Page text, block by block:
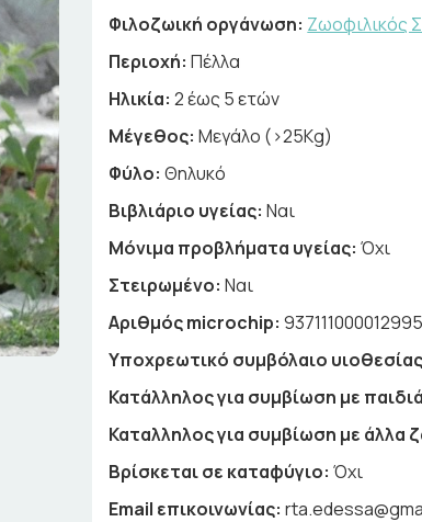
Φιλοζωική οργάνωση: Ζωοφιλικός
Περιοχή:Πέλλα
Ηλικία:2 έως 5 ετών
Μέγεθος:Μεγάλο (>25Kg)
Φύλο:Θηλυκό
Βιβλιάριο υγείας: Ναι
Μόνιμα προβλήματα υγείας: Όχι
Στειρωμένο: Ναι
Αριθμός microchip:
Υποχρεωτικό συμβόλαιο
Κατάλληλος για συμβίωση με
Καταλληλος για συμβίωση με άλλα
Βρίσκεται σε καταφύγιο: Όχι
Email επικοινωνίας: